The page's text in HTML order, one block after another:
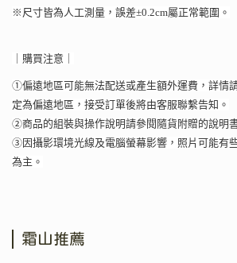
※尺寸皆為人工測量，誤差±0.2cm屬正常範圍。
｜購買注意｜
①偏遠地區可能無法配送或產生額外運費，詳情
定為偏遠地區，接受訂單後將由客服聯繫告知。
②商品的組裝與操作說明請參閱隨貨附贈的說明
③因攝影環境光線及電腦螢幕影響，照片可能有
為主。
霜山推薦